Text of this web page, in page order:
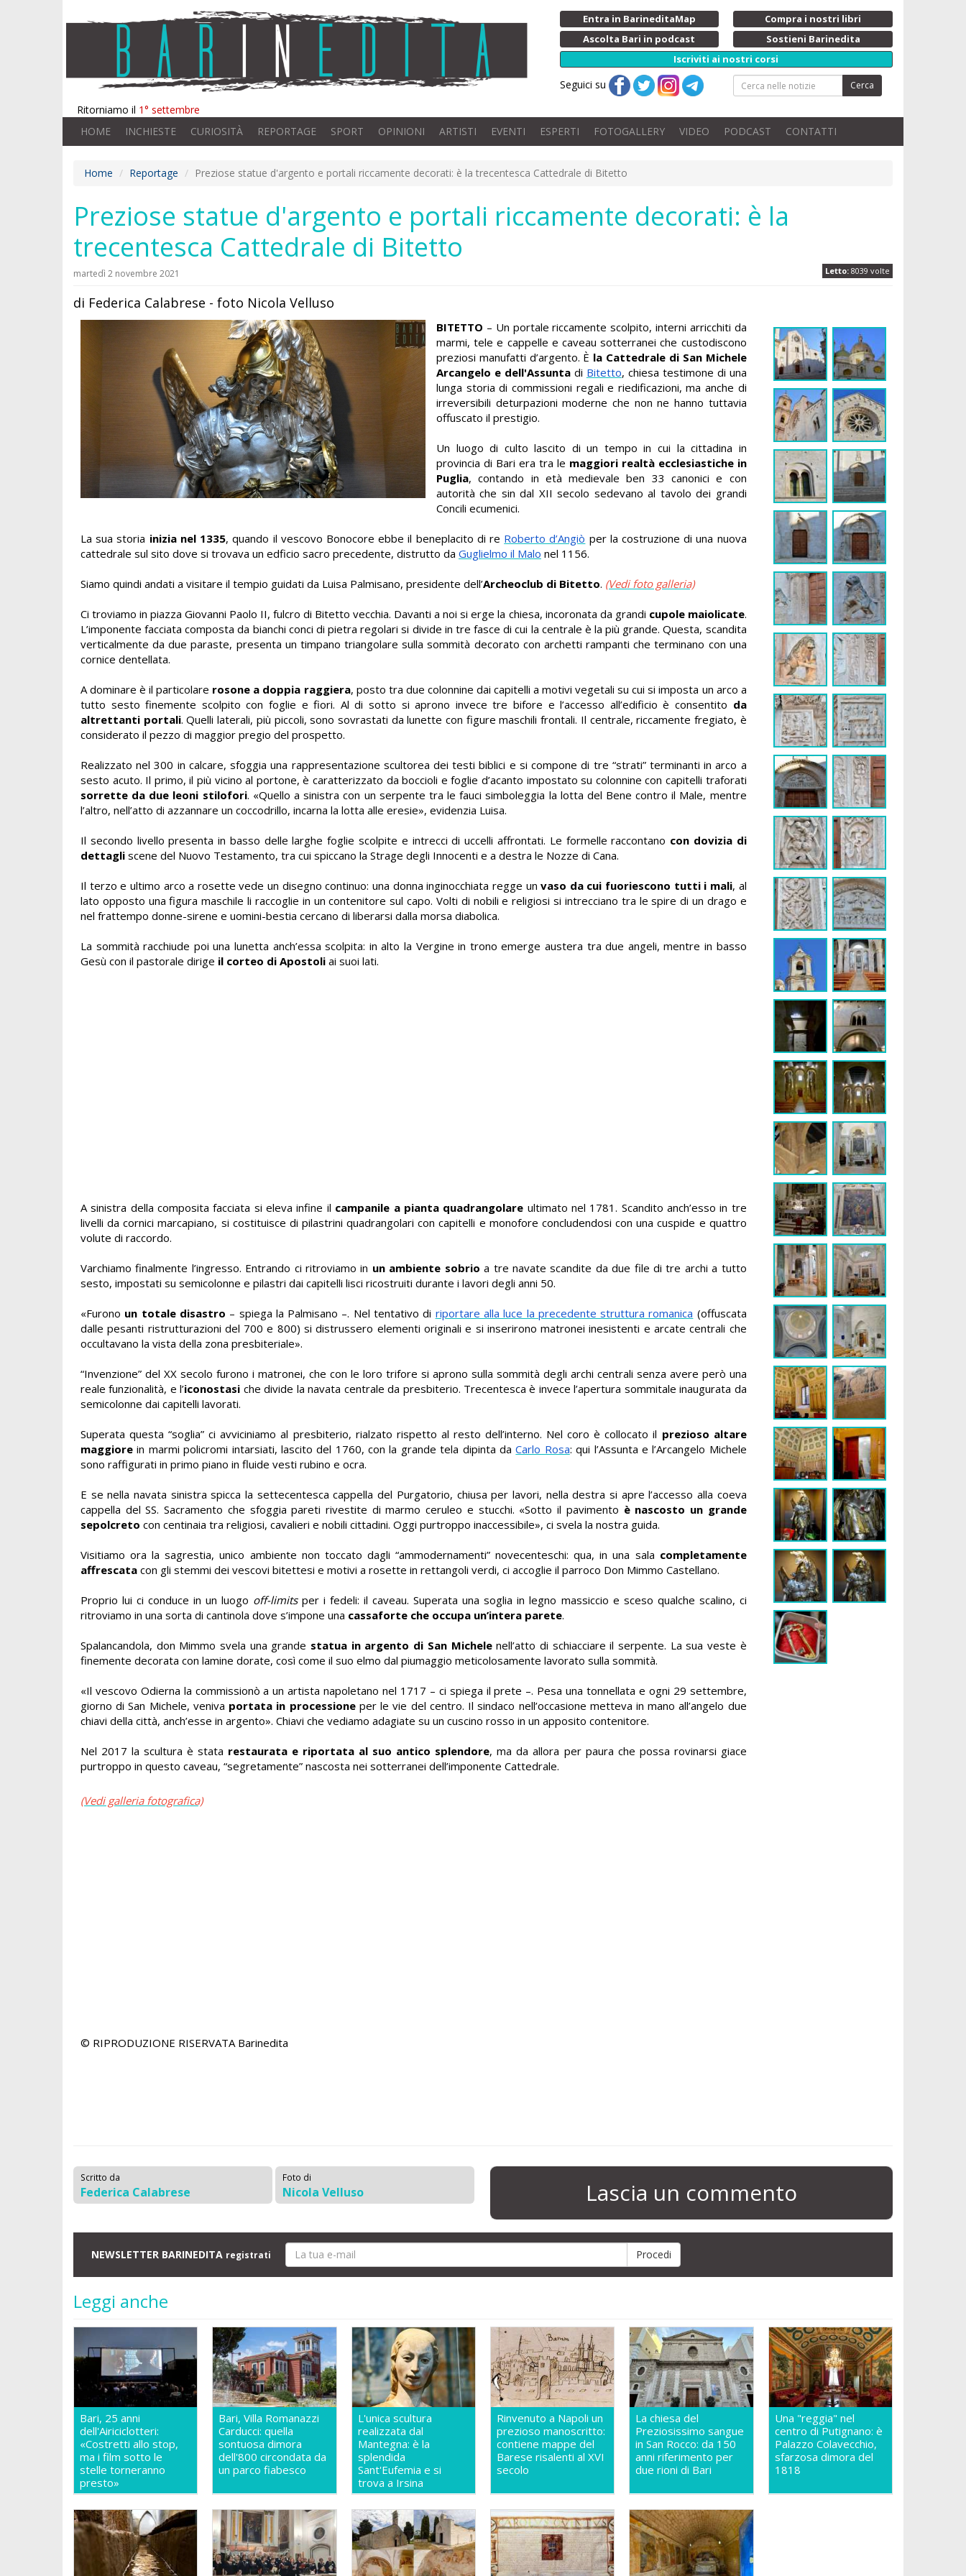
Ritorniamo il 1° settembre
Entra in BarineditaMap
Compra i nostri libri
Ascolta Bari in podcast
Sostieni Barinedita
Iscriviti ai nostri corsi
Seguici su Cerca
HOME INCHIESTE CURIOSITÀ REPORTAGE SPORT OPINIONI ARTISTI EVENTI ESPERTI FOTOGALLERY VIDEO PODCAST CONTATTI
Home Reportage Preziose statue d'argento e portali riccamente decorati: è la trecentesca Cattedrale di Bitetto
Preziose statue d'argento e portali riccamente decorati: è la
trecentesca Cattedrale di Bitetto
Letto: 8039 volte
martedì 2 novembre 2021
di Federica Calabrese - foto Nicola Velluso
BITETTO – Un portale riccamente scolpito, interni arricchiti da
marmi, tele e cappelle e caveau sotterranei che custodiscono
preziosi manufatti d’argento. È la Cattedrale di San Michele
Arcangelo e dell'Assuntadi Bitetto, chiesa testimone di una
lunga storia di commissioni regali e riedificazioni, ma anche di
irreversibili deturpazioni moderne che non ne hanno tuttavia
offuscato il prestigio.
Un luogo di culto lascito di un tempo in cui la cittadina in
provincia di Bari era tra le maggiori realtà ecclesiastiche in
Puglia, contando in età medievale ben 33 canonici e con
autorità che sin dal XII secolo sedevano al tavolo dei grandi
Concili ecumenici.
La sua storia inizia nel 1335, quando il vescovo Bonocore ebbe il beneplacito di re Roberto d’Angiò per la costruzione di una nuova
cattedrale sul sito dove si trovava un edficio sacro precedente, distrutto da Guglielmo il Malo nel 1156.
Siamo quindi andati a visitare il tempio guidati da Luisa Palmisano, presidente dell’Archeoclub di Bitetto. (Vedi foto galleria)
Ci troviamo in piazza Giovanni Paolo II, fulcro di Bitetto vecchia. Davanti a noi si erge la chiesa, incoronata da grandi cupole maiolicate.
L’imponente facciata composta da bianchi conci di pietra regolari si divide in tre fasce di cui la centrale è la più grande. Questa, scandita
verticalmente da due paraste, presenta un timpano triangolare sulla sommità decorato con archetti rampanti che terminano con una
cornice dentellata.
A dominare è il particolare rosone a doppia raggiera, posto tra due colonnine dai capitelli a motivi vegetali su cui si imposta un arco a
tutto sesto finemente scolpito con foglie e fiori. Al di sotto si aprono invece tre bifore e l’accesso all’edificio è consentito da
altrettanti portali. Quelli laterali, più piccoli, sono sovrastati da lunette con figure maschili frontali. Il centrale, riccamente fregiato, è
considerato il pezzo di maggior pregio del prospetto.
Realizzato nel 300 in calcare, sfoggia una rappresentazione scultorea dei testi biblici e si compone di tre “strati” terminanti in arco a
sesto acuto. Il primo, il più vicino al portone, è caratterizzato da boccioli e foglie d’acanto impostato su colonnine con capitelli traforati
sorrette da due leoni stilofori. «Quello a sinistra con un serpente tra le fauci simboleggia la lotta del Bene contro il Male, mentre
l’altro, nell’atto di azzannare un coccodrillo, incarna la lotta alle eresie», evidenzia Luisa.
Il secondo livello presenta in basso delle larghe foglie scolpite e intrecci di uccelli affrontati. Le formelle raccontano con dovizia di
dettagli scene del Nuovo Testamento, tra cui spiccano la Strage degli Innocenti e a destra le Nozze di Cana.
Il terzo e ultimo arco a rosette vede un disegno continuo: una donna inginocchiata regge unvaso da cui fuoriescono tutti i mali, al
lato opposto una figura maschile li raccoglie in un contenitore sul capo. Volti di nobili e religiosi si intrecciano tra le spire di un drago e
nel frattempo donne-sirene e uomini-bestia cercano di liberarsi dalla morsa diabolica.
La sommità racchiude poi una lunetta anch’essa scolpita: in alto la Vergine in trono emerge austera tra due angeli, mentre in basso
Gesù con il pastorale dirige il corteo di Apostoli ai suoi lati.
A sinistra della composita facciata si eleva infine il campanile a pianta quadrangolare ultimato nel 1781. Scandito anch’esso in tre
livelli da cornici marcapiano, si costituisce di pilastrini quadrangolari con capitelli e monofore concludendosi con una cuspide e quattro
volute di raccordo.
Varchiamo finalmente l’ingresso. Entrando ci ritroviamo in un ambiente sobrio a tre navate scandite da due file di tre archi a tutto
sesto, impostati su semicolonne e pilastri dai capitelli lisci ricostruiti durante i lavori degli anni 50.
«Furono un totale disastro – spiega la Palmisano –. Nel tentativo di riportare alla luce la precedente struttura romanica (offuscata
dalle pesanti ristrutturazioni del 700 e 800) si distrussero elementi originali e si inserirono matronei inesistenti e arcate centrali che
occultavano la vista della zona presbiteriale».
“Invenzione” del XX secolo furono i matronei, che con le loro trifore si aprono sulla sommità degli archi centrali senza avere però una
reale funzionalità, e l’iconostasi che divide la navata centrale da presbiterio. Trecentesca è invece l’apertura sommitale inaugurata da
semicolonne dai capitelli lavorati.
Superata questa “soglia” ci avviciniamo al presbiterio, rialzato rispetto al resto dell’interno. Nel coro è collocato il prezioso altare
maggiore in marmi policromi intarsiati, lascito del 1760, con la grande tela dipinta daCarlo Rosa: qui l’Assunta e l’Arcangelo Michele
sono raffigurati in primo piano in fluide vesti rubino e ocra.
E se nella navata sinistra spicca la settecentesca cappella del Purgatorio, chiusa per lavori, nella destra si apre l’accesso alla coeva
cappella del SS. Sacramento che sfoggia pareti rivestite di marmo ceruleo e stucchi. «Sotto il pavimento è nascosto un grande
sepolcreto con centinaia tra religiosi, cavalieri e nobili cittadini. Oggi purtroppo inaccessibile», ci svela la nostra guida.
Visitiamo ora la sagrestia, unico ambiente non toccato dagli “ammodernamenti” novecenteschi: qua, in una sala completamente
affrescata con gli stemmi dei vescovi bitettesi e motivi a rosette in rettangoli verdi, ci accoglie il parroco Don Mimmo Castellano.
Proprio lui ci conduce in un luogo off-limitsper i fedeli: il caveau. Superata una soglia in legno massiccio e sceso qualche scalino, ci
ritroviamo in una sorta di cantinola dove s’impone una cassaforte che occupa un’intera parete.
Spalancandola, don Mimmo svela una grande statua in argento di San Michelenell’atto di schiacciare il serpente. La sua veste è
finemente decorata con lamine dorate, così come il suo elmo dal piumaggio meticolosamente lavorato sulla sommità.
«Il vescovo Odierna la commissionò a un artista napoletano nel 1717 – ci spiega il prete –. Pesa una tonnellata e ogni 29 settembre,
giorno di San Michele, veniva portata in processioneper le vie del centro. Il sindaco nell’occasione metteva in mano all’angelo due
chiavi della città, anch’esse in argento». Chiavi che vediamo adagiate su un cuscino rosso in un apposito contenitore.
Nel 2017 la scultura è stata restaurata e riportata al suo antico splendore, ma da allora per paura che possa rovinarsi giace
purtroppo in questo caveau, “segretamente” nascosta nei sotterranei dell’imponente Cattedrale.
(Vedi galleria fotografica)
© RIPRODUZIONE RISERVATA Barinedita
Scritto da
Federica Calabrese
Foto di
Nicola Velluso Lascia un commento
NEWSLETTER BARINEDITA registrati
Leggi anche
Bari, 25 anni
dell'Airiciclotteri:
«Costretti allo stop,
ma i film sotto le
stelle torneranno
presto»
Bari, Villa Romanazzi
Carducci: quella
sontuosa dimora
dell'800 circondata da
un parco fiabesco
L'unica scultura
realizzata dal
Mantegna: è la
splendida
Sant'Eufemia e si
trova a Irsina
Rinvenuto a Napoli un
prezioso manoscritto:
contiene mappe del
Barese risalenti al XVI
secolo
La chiesa del
Preziosissimo sangue
in San Rocco: da 150
anni riferimento per
due rioni di Bari
Una "reggia" nel
centro di Putignano: è
Palazzo Colavecchio,
sfarzosa dimora del
1818